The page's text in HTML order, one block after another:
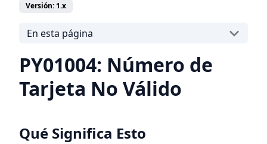
Versión: 1.x
En esta página
PY01004: Número de
Tarjeta No Válido
Qué Significa Esto